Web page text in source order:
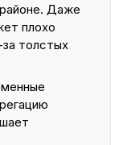
Даже
плохо
толстых